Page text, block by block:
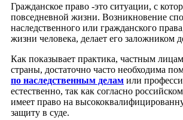
Гражданское право -это ситуации, с
повседневной жизни. Возникновение
наследственного или гражданского
жизни человека, делает его заложником
Как показывает практика, частным
страны, достаточно часто необходима
по наследственным делам или
естественно, так как согласно
имеет право на
защиту в суде.